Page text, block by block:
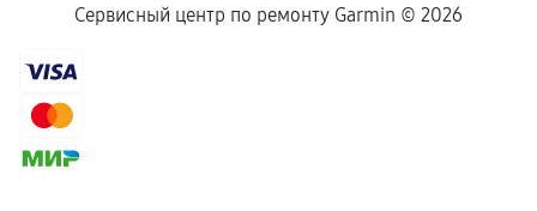
Сервисный центр по ремонту Garmin © 2026